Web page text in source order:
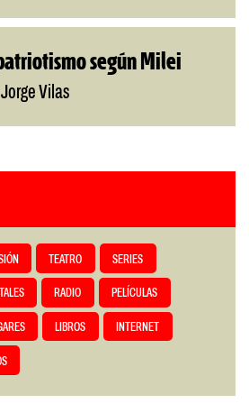
según Milei
Jorge Vilas
TEATRO SERIES
RADIO PELÍCULAS
LIBROS INTERNET